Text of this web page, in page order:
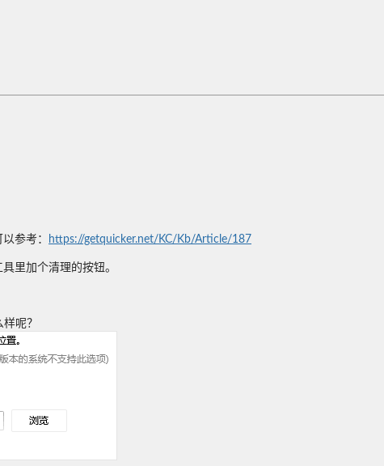
参考： https://getquicker.net/KC/Kb/Article/187
里加个清理的按钮。
呢？